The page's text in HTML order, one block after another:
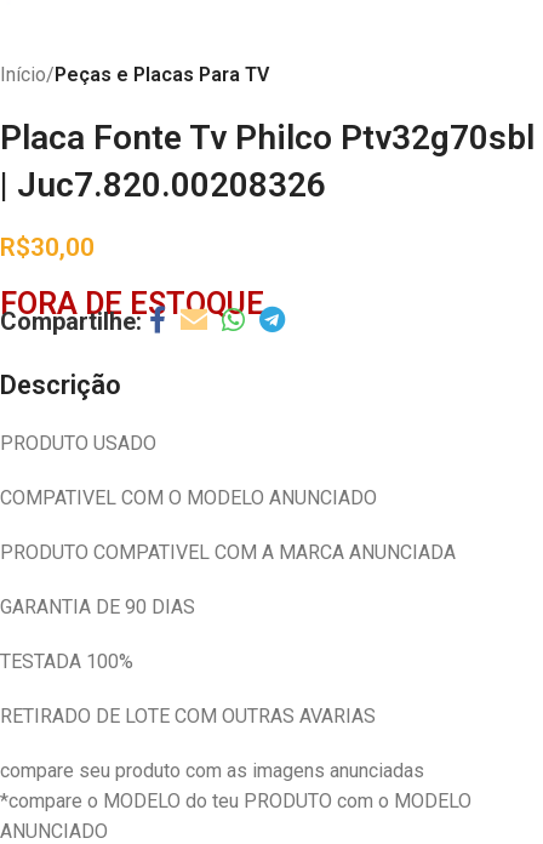
Início Peças e Placas Para TV
Placa Fonte Tv Philco Ptv32g70sbl
| Juc7.820.00208326
R$30,00
FORA DE ESTOQUE
Descrição
PRODUTO USADO
COMPATIVEL COM O MODELO ANUNCIADO
PRODUTO COMPATIVEL COM A MARCA ANUNCIADA
GARANTIA DE 90 DIAS
TESTADA 100%
RETIRADO DE LOTE COM OUTRAS AVARIAS
compare seu produto com as imagens anunciadas
*compare o MODELO do teu PRODUTO com o MODELO
ANUNCIADO